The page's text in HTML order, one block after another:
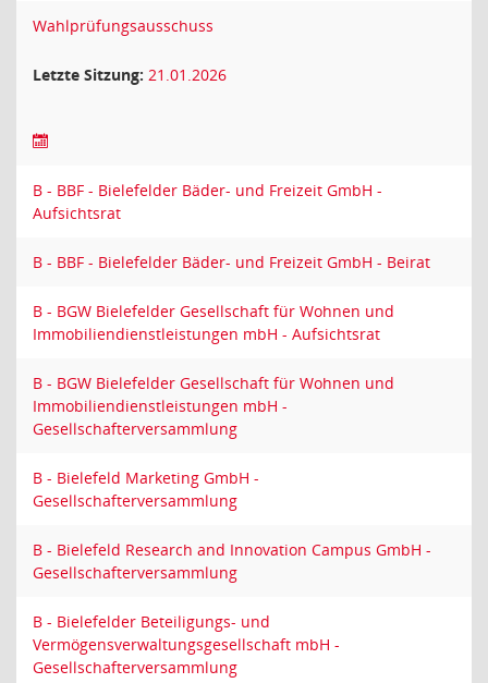
Wahlprüfungsausschuss
Letzte Sitzung: 21.01.2026
B - BBF - Bielefelder Bäder- und Freizeit GmbH -
Aufsichtsrat
B - BBF - Bielefelder Bäder- und Freizeit GmbH - Beirat
B - BGW Bielefelder Gesellschaft für Wohnen und
Immobiliendienstleistungen mbH - Aufsichtsrat
B - BGW Bielefelder Gesellschaft für Wohnen und
Immobiliendienstleistungen mbH -
Gesellschafterversammlung
B - Bielefeld Marketing GmbH -
Gesellschafterversammlung
B - Bielefeld Research and Innovation Campus GmbH -
Gesellschafterversammlung
B - Bielefelder Beteiligungs- und
Vermögensverwaltungsgesellschaft mbH -
Gesellschafterversammlung